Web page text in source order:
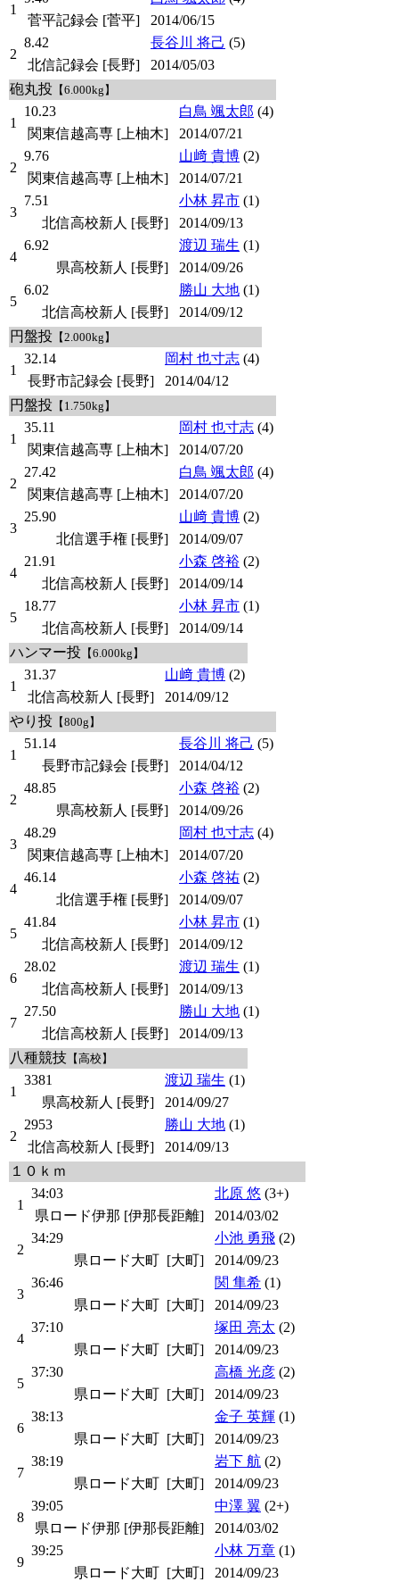
1
菅平記録会 [菅平]
2014/06/15
2
8.42 長谷川 将己 (5)
北信記録会 [長野]
2014/05/03
砲丸投 【6.000kg】
1
10.23 白鳥 颯太郎 (4)
関東信越高専 [上柚木]
2014/07/21
2
9.76 山﨑 貴博 (2)
関東信越高専 [上柚木]
2014/07/21
3
7.51 小林 昇市 (1)
北信高校新人 [長野]
2014/09/13
4
6.92 渡辺 瑞生 (1)
県高校新人 [長野]
2014/09/26
5
6.02 勝山 大地 (1)
北信高校新人 [長野]
2014/09/12
円盤投 【2.000kg】
1
32.14 岡村 也寸志 (4)
長野市記録会 [長野]
2014/04/12
円盤投 【1.750kg】
1
35.11 岡村 也寸志 (4)
関東信越高専 [上柚木]
2014/07/20
2
27.42 白鳥 颯太郎 (4)
関東信越高専 [上柚木]
2014/07/20
3
25.90 山﨑 貴博 (2)
北信選手権 [長野]
2014/09/07
4
21.91 小森 啓裕 (2)
北信高校新人 [長野]
2014/09/14
5
18.77 小林 昇市 (1)
北信高校新人 [長野]
2014/09/14
ハンマー投 【6.000kg】
1
31.37 山﨑 貴博 (2)
北信高校新人 [長野]
2014/09/12
やり投 【800g】
1
51.14 長谷川 将己 (5)
長野市記録会 [長野]
2014/04/12
2
48.85 小森 啓裕 (2)
県高校新人 [長野]
2014/09/26
3
48.29 岡村 也寸志 (4)
関東信越高専 [上柚木]
2014/07/20
4
46.14 小森 啓祐 (2)
北信選手権 [長野]
2014/09/07
5
41.84 小林 昇市 (1)
北信高校新人 [長野]
2014/09/12
6
28.02 渡辺 瑞生 (1)
北信高校新人 [長野]
2014/09/13
7
27.50 勝山 大地 (1)
北信高校新人 [長野]
2014/09/13
八種競技 【高校】
1
3381 渡辺 瑞生 (1)
県高校新人 [長野]
2014/09/27
2
2953 勝山 大地 (1)
北信高校新人 [長野]
2014/09/13
１０ｋｍ
1
34:03 北原 悠 (3+)
県ロード伊那 [伊那長距離]
2014/03/02
2
34:29 小池 勇飛 (2)
県ロード大町 [大町]
2014/09/23
3
36:46 関 隼希 (1)
県ロード大町 [大町]
2014/09/23
4
37:10 塚田 亮太 (2)
県ロード大町 [大町]
2014/09/23
5
37:30 高橋 光彦 (2)
県ロード大町 [大町]
2014/09/23
6
38:13 金子 英輝 (1)
県ロード大町 [大町]
2014/09/23
7
38:19 岩下 航 (2)
県ロード大町 [大町]
2014/09/23
8
39:05 中澤 翼 (2+)
県ロード伊那 [伊那長距離]
2014/03/02
9
39:25 小林 万章 (1)
県ロード大町 [大町]
2014/09/23